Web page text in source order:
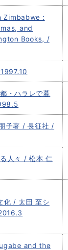
Zimbabwe :
and
Books, /
・ハラレで暮
子著 / 長征社 /
人々 / 松本 仁
化 / 太田 至シ
and the